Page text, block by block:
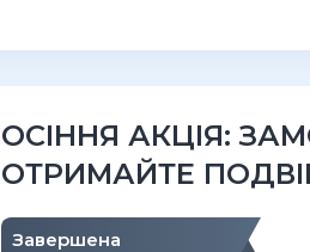
ОСІННЯ АКЦІЯ:
ОТРИМАЙТЕ
Завершена